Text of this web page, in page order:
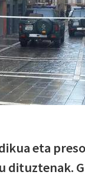
eta
dituztenak.